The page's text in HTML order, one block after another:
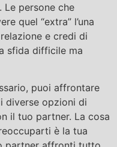
persone che
quel “extra” l’una
e credi di
sfida difficile ma
puoi affrontare
diverse opzioni di
il tuo partner. La cosa
è la tua